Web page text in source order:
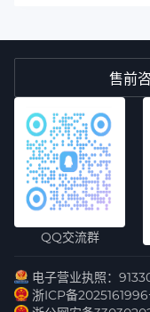
售前
QQ交流群
电子营业执照：
浙ICP备2025161996